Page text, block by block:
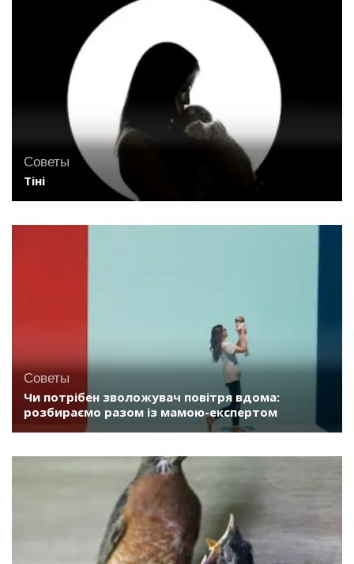
Советы
Тіні
Советы
Чи потрібен зволожувач повітря вдома:
розбираємо разом із мамою-експертом